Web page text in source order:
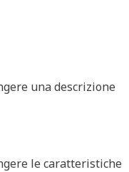
una descrizione
le caratteristiche